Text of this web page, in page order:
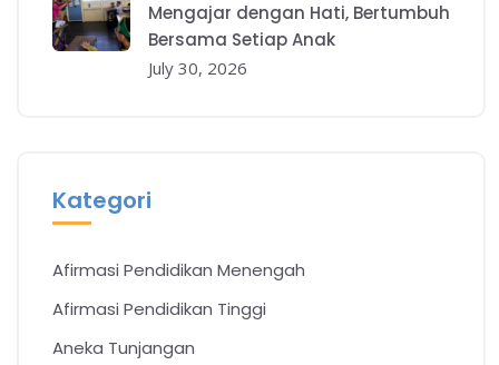
Mengajar dengan Hati, Bertumbuh
Bersama Setiap Anak
July 30, 2026
Kategori
Afirmasi Pendidikan Menengah
Afirmasi Pendidikan Tinggi
Aneka Tunjangan